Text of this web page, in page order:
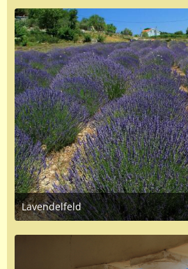
1
Lavendelfeld
July 9, 2016 at 4:24 PM
2